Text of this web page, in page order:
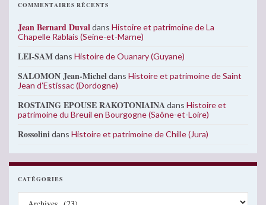
COMMENTAIRES RÉCENTS
Jean Bernard Duvaldans Histoire et patrimoine de La
Chapelle Rablais (Seine-et-Marne)
LEI-SAMdans Histoire de Ouanary (Guyane)
SALOMON Jean-Micheldans Histoire et patrimoine de Saint
Jean d’Estissac (Dordogne)
ROSTAING EPOUSE RAKOTONIAINAdans Histoire et
patrimoine du Breuil en Bourgogne (Saône-et-Loire)
Rossolinidans Histoire et patrimoine de Chille (Jura)
CATÉGORIES
Catégories